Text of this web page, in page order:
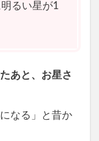
るい星が1
あと、お星さ
なる」と昔か